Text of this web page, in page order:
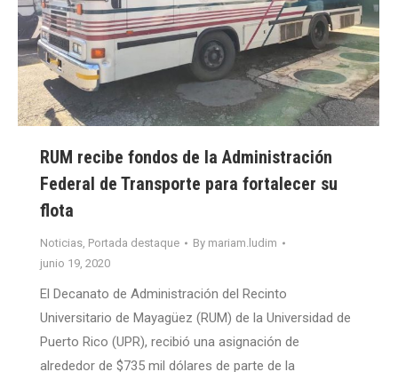
RUM recibe fondos de la Administración
Federal de Transporte para fortalecer su
flota
Noticias, Portada destaque By mariam.ludim
junio 19, 2020
El Decanato de Administración del Recinto
Universitario de Mayagüez (RUM) de la Universidad de
Puerto Rico (UPR), recibió una asignación de
alrededor de $735 mil dólares de parte de la